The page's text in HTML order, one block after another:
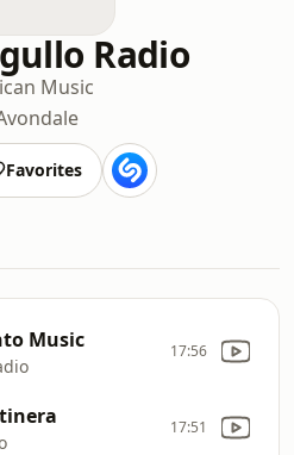
Radio
Music
Favorites
Music 17:56
17:51